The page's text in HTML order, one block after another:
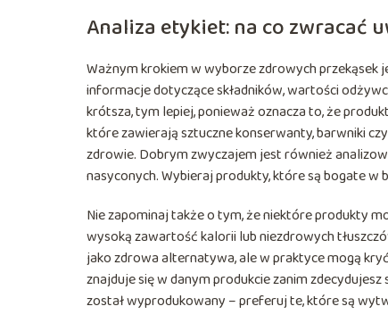
Analiza etykiet: na co zwracać
Ważnym krokiem w wyborze zdrowych przekąsek
informacje dotyczące składników, wartości
krótsza, tym lepiej, ponieważ oznacza to, że
które zawierają sztuczne konserwanty, barwniki
zdrowie. Dobrym zwyczajem jest również
nasyconych. Wybieraj produkty, które są bogate w
Nie zapominaj także o tym, że niektóre produkty
wysoką zawartość kalorii lub niezdrowych
jako zdrowa alternatywa, ale w praktyce mogą
znajduje się w danym produkcie zanim
został wyprodukowany – preferuj te, które są